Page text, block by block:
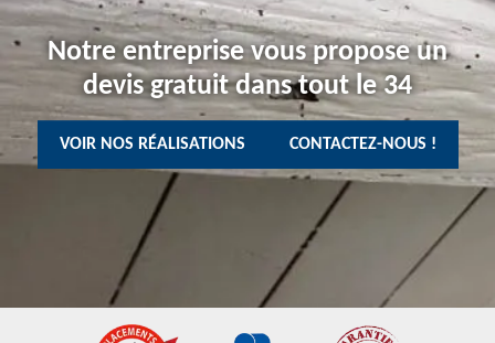
Notre entreprise vous propose un
devis gratuit dans tout le 34
VOIR NOS RÉALISATIONS CONTACTEZ-NOUS !